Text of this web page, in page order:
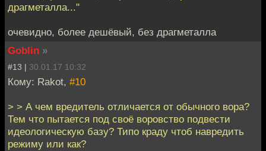
драгметалла..."
очевидно, более дешёвый, без драгметалла
Goblin »
#13 | 30.01.17 10:32
Кому: Rakot, #10
> > А чем вредитель отличается от обычного вора?
Тем что пытается под своё воровство подвести
идеологическую базу? Типо краду чтоб навредить
режиму или как?